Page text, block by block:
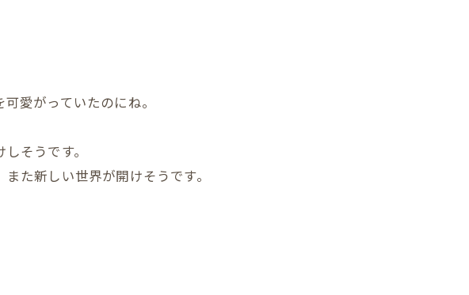
愛がっていたのにね。
そうです。
た新しい世界が開けそうです。